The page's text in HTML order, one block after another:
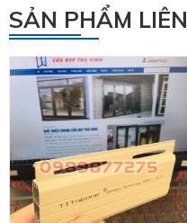
SẢN PHẨM